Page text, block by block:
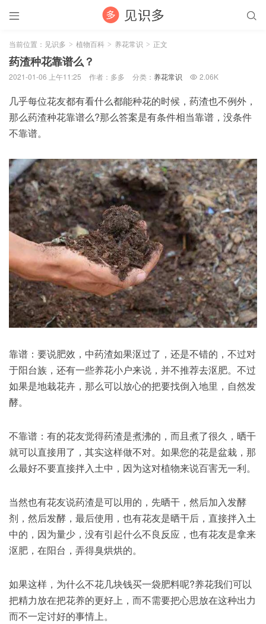
 
当前位置： 见识多 > 植物百科 > 养花常识 > 正文
药渣种花靠谱么？
2021-01-06 上午11:25 作者：多多 分类： 养花常识  2.06K
几乎每位花友都有看什么都能种花的时候，药渣也不例外，
那么药渣种花靠谱么?那么答案是有条件相当靠谱，没条件
不靠谱。
靠谱：要说肥效，中药渣如果沤过了，还是不错的，不过对
于阳台族，还有一些养花小户来说，并不推荐去沤肥。不过
如果是地栽花卉，那么可以放心的把要找倒入地里，自然发
酵。
不靠谱：有的花友觉得药渣是煮沸的，而且煮了很久，晒干
就可以直接用了，其实这样做不对。如果您的花是盆栽，那
么最好不要直接拌入土中，因为这对植物来说百害无一利。
当然也有花友说药渣是可以用的，先晒干，然后加入发酵
剂，然后发酵，最后使用，也有花友是晒干后，直接拌入土
中的，因为量少，没有引起什么不良反应，也有花友是拿来
沤肥，在阳台，弄得臭烘烘的。
如果这样，为什么不花几块钱买一袋肥料呢?养花我们可以
把精力放在把花养的更好上，而不需要把心思放在这种出力
而不一定讨好的事情上。